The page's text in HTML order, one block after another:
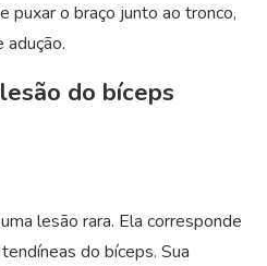
puxar o braço junto ao tronco,
adução.
do bíceps
lesão rara. Ela corresponde
do bíceps. Sua